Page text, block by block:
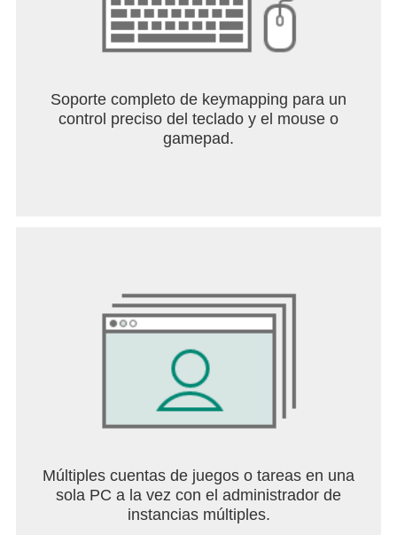
Soporte completo de keymapping para un
control preciso del teclado y el mouse o
gamepad.
Múltiples cuentas de juegos o tareas en una
sola PC a la vez con el administrador de
instancias múltiples.